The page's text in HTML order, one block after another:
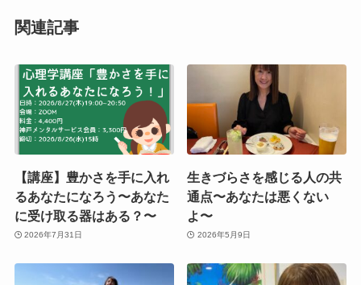
関連記事
【講座】豊かさを手に入れ
るあなたになろう〜あなた
に受け取る器はある？〜
2026年7月31日
生きづらさを感じる人の共
通点〜あなたは悪くない
よ〜
2026年5月9日